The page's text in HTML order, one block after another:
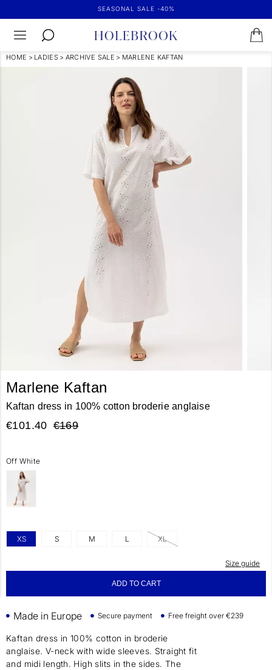
SEASONAL SALE -40%
HOME > LADIES > ARCHIVE SALE > MARLENE KAFTAN
Marlene Kaftan
Kaftan dress in 100% cotton broderie anglaise
€101.40 €169
Off White
XS S M L XL
Size guide
ADD TO CART
Made in Europe Secure payment Free freight over €239
Kaftan dress in 100% cotton in broderie
anglaise. V-neck with wide sleeves. Straight fit
and midi length. High slits in the sides. The